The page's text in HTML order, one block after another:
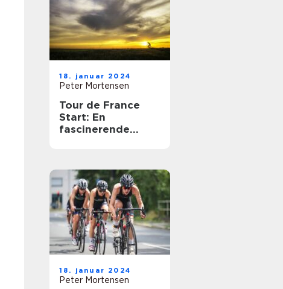
18. januar 2024
Peter Mortensen
Tour de France
Start: En
fascinerende
18. januar 2024
Peter Mortensen